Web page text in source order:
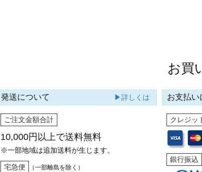
お買
発送について ▶詳しくは
ご注文金額合計
10,000円以上で送料無料
※一部地域は追加送料が生じます。
宅急便 （一部離島を除く）
お支払い
クレジッ
銀行振込